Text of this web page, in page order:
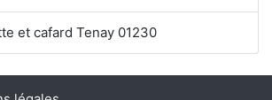
et cafard Tenay 01230